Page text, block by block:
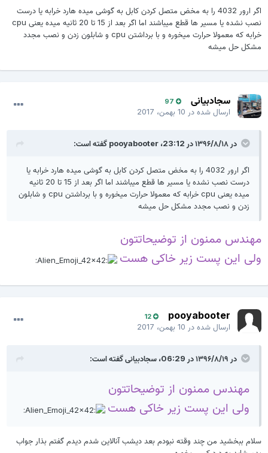
اگر ارور 4032 را به مخض متصل کردن کابل به گوشی میده هارد خرابه یا درست
نصب نشده یا مسیر ها قطع میباشند اما اگر بعد از 15 تا 20 ثانیه میده یعنی cpu
خرابه که معمولا حرارت میخوره و با برداشتن cpu و شابلون زدن و نصب مجدد
مشکل حل میشه
سجادبیانی 97
ارسال شده در10 بهمن، 2017
در ۱۳۹۶/۸/۱۸ در 23:12، pooyabooterگفته است:
اگر ارور 4032 را به مخض متصل کردن کابل به گوشی میده هارد خرابه یا
درست نصب نشده یا مسیر ها قطع میباشند اما اگر بعد از 15 تا 20 ثانیه
میده یعنی cpu خرابه که معمولا حرارت میخوره و با برداشتن cpu و شابلون
زدن و نصب مجدد مشکل حل میشه
مهندس ممنون از توضیحاتتون
ولی این پست زیر خاکی هست
pooyabooter
12
ارسال شده در10 بهمن، 2017
در ۱۳۹۶/۸/۱۹ در 06:29، سجادبیانیگفته است:
مهندس ممنون از توضیحاتتون
ولی این پست زیر خاکی هست
سلام ببخشید من چند وقته نبودم بعد دیشب آنالاین شدم دیدم گفتم بذار جواب